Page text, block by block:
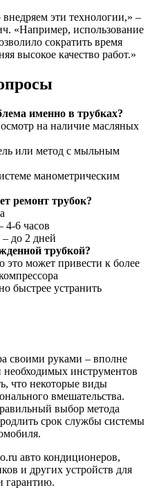
эти технологии,» –
«Например, использование
сократить время
высокое качество работ.»
именно в трубках?
на наличие масляных
или метод с мыльным
манометрическим
ремонт трубок?
4-6 часов
до 2 дней
трубкой?
может привести к более
быстрее устранить
своими руками – вполне
инструментов
что некоторые виды
вмешательства.
выбор метода
срок службы системы
авто кондиционеров,
и других устройств для
гарантию.